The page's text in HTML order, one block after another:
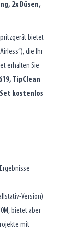
2x Düsen,
bietet
die Ihr
erhalten Sie
TipClean
kostenlos
Version)
bietet aber
mit